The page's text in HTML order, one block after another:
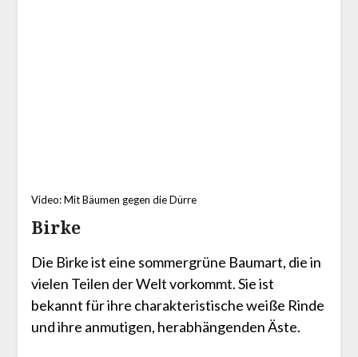
Video: Mit Bäumen gegen die Dürre
Birke
Die Birke ist eine sommergrüne Baumart, die in
vielen Teilen der Welt vorkommt. Sie ist
bekannt für ihre charakteristische weiße Rinde
und ihre anmutigen, herabhängenden Äste.